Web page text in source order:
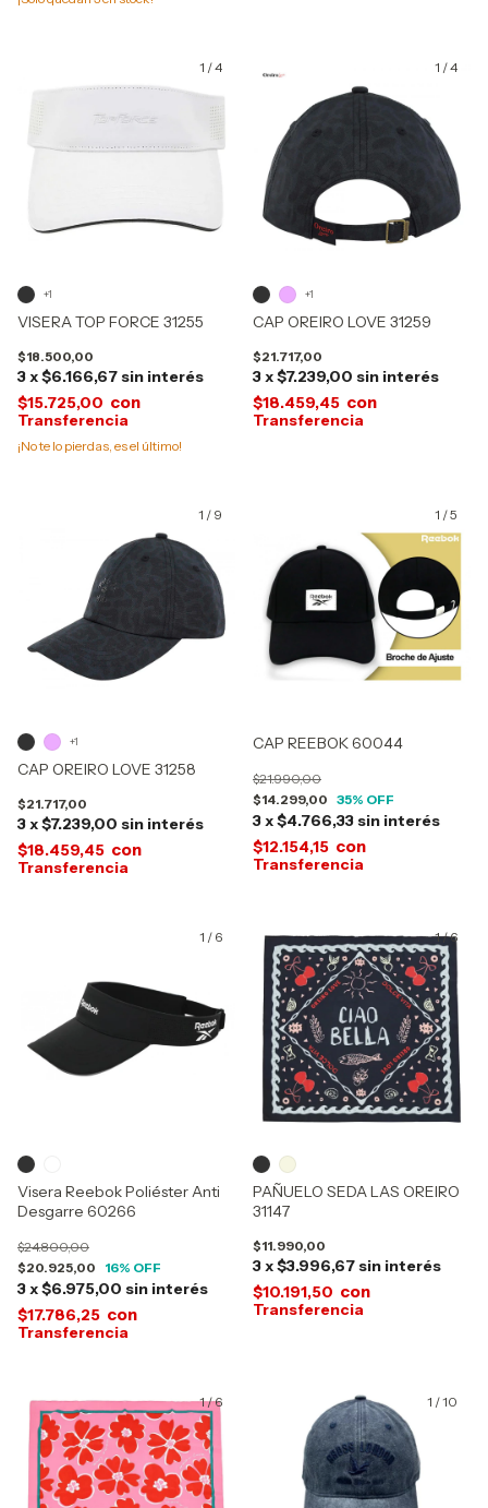
1 /4
VISERA TOP FORCE 31255
$18.500,00
3x$6.166,67 sin interés
$15.725,00 con
¡No te lo pierdas, es el último!
+1
1 /4
CAP OREIRO LOVE 31259
$21.717,00
3x$7.239,00 sin interés
$18.459,45 con
+1
1 / 9
CAP OREIRO LOVE 31258
$21.717,00
3x$7.239,00 sin interés
$18.459,45 con
+1
1 /5
CAP REEBOK 60044
$14.299,00
$21.990,00
35% OFF
3x$4.766,33 sin interés
$12.154,15 con
1 / 6
Visera Reebok Poliéster Anti
Desgarre 60266
$20.925,00
$24.800,00
16% OFF
3x$6.975,00 sin interés
$17.786,25 con
1/6
PAÑUELO SEDA LAS OREIRO
31147
$11.990,00
3x$3.996,67 sin interés
$10.191,50 con
1/6 1 /10